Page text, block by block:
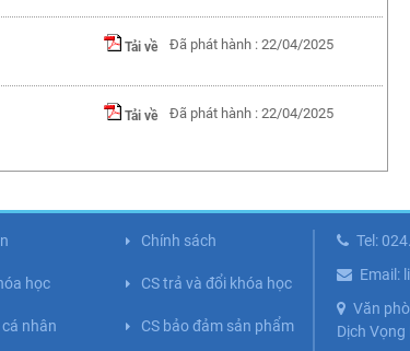
Tải về Đã phát hành : 22/04/2025
Tải về Đã phát hành : 22/04/2025
Chính sách
học CS trả và đổi khóa học
cá nhân CS bảo đảm sản phẩm
Tel:
Email:
Văn
Dịch Vọng